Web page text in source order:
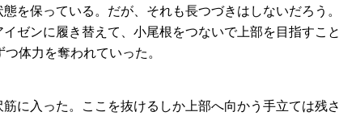
を保っている。だが、それも長つづきはしないだろう。
ゼンに履き替えて、小尾根をつないで上部を目指すこと
体力を奪われていった。
に入った。ここを抜けるしか上部へ向かう手立ては残さ